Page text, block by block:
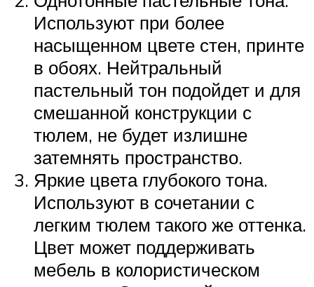
Используют при более
насыщенном цвете стен, принте
в обоях. Нейтральный
пастельный тон подойдет и для
смешанной конструкции с
тюлем, не будет излишне
затемнять пространство.
Яркие цвета глубокого тона.
Используют в сочетании с
легким тюлем такого же оттенка.
Цвет может поддерживать
мебель в колористическом